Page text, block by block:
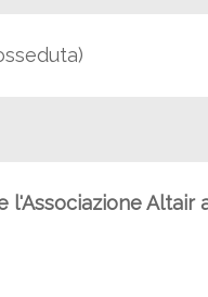
l'Associazione